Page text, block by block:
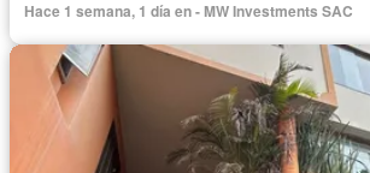
Caseta de vigilancia
Ascensor Seguridad
Hace 1 semana, 1 día en - MW Investments SAC